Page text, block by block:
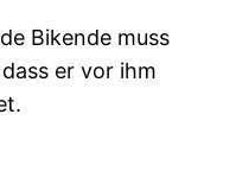
Bikende muss
er vor ihm